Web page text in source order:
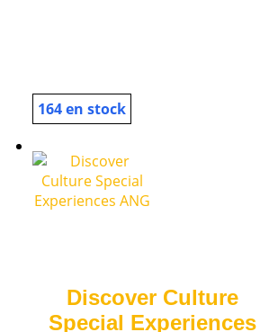
164 en stock
Discover Culture
Special Experiences